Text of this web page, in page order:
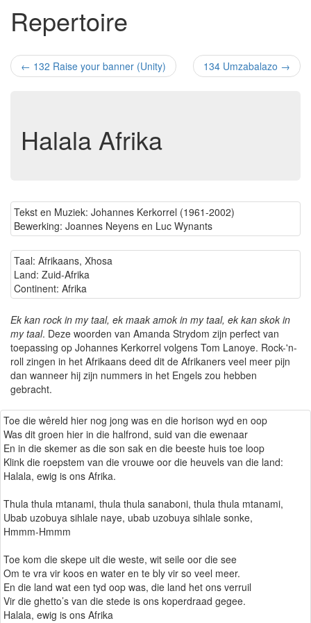
Repertoire
← 132 Raise your banner (Unity) 134 Umzabalazo →
Halala Afrika
Tekst en Muziek: Johannes Kerkorrel (1961-2002)
Bewerking: Joannes Neyens en Luc Wynants
Taal: Afrikaans, Xhosa
Land: Zuid-Afrika
Continent: Afrika
Ek kan rock in my taal, ek maak amok in my taal, ek kan skok in
my taal. Deze woorden van Amanda Strydom zijn perfect van
toepassing op Johannes Kerkorrel volgens Tom Lanoye. Rock-'n-
roll zingen in het Afrikaans deed dit de Afrikaners veel meer pijn
dan wanneer hij zijn nummers in het Engels zou hebben
gebracht.
Toe die wêreld hier nog jong was en die horison wyd en oop
Was dit groen hier in die halfrond, suid van die ewenaar
En in die skemer as die son sak en die beeste huis toe loop
Klink die roepstem van die vrouwe oor die heuvels van die land:
Halala, ewig is ons Afrika.
Thula thula mtanami, thula thula sanaboni, thula thula mtanami,
Ubab uzobuya sihlale naye, ubab uzobuya sihlale sonke,
Hmmm-Hmmm
Toe kom die skepe uit die weste, wit seile oor die see
Om te vra vir koos en water en te bly vir so veel meer.
En die land wat een tyd oop was, die land het ons verruil
Vir die ghetto’s van die stede is ons koperdraad gegee.
Halala, ewig is ons Afrika